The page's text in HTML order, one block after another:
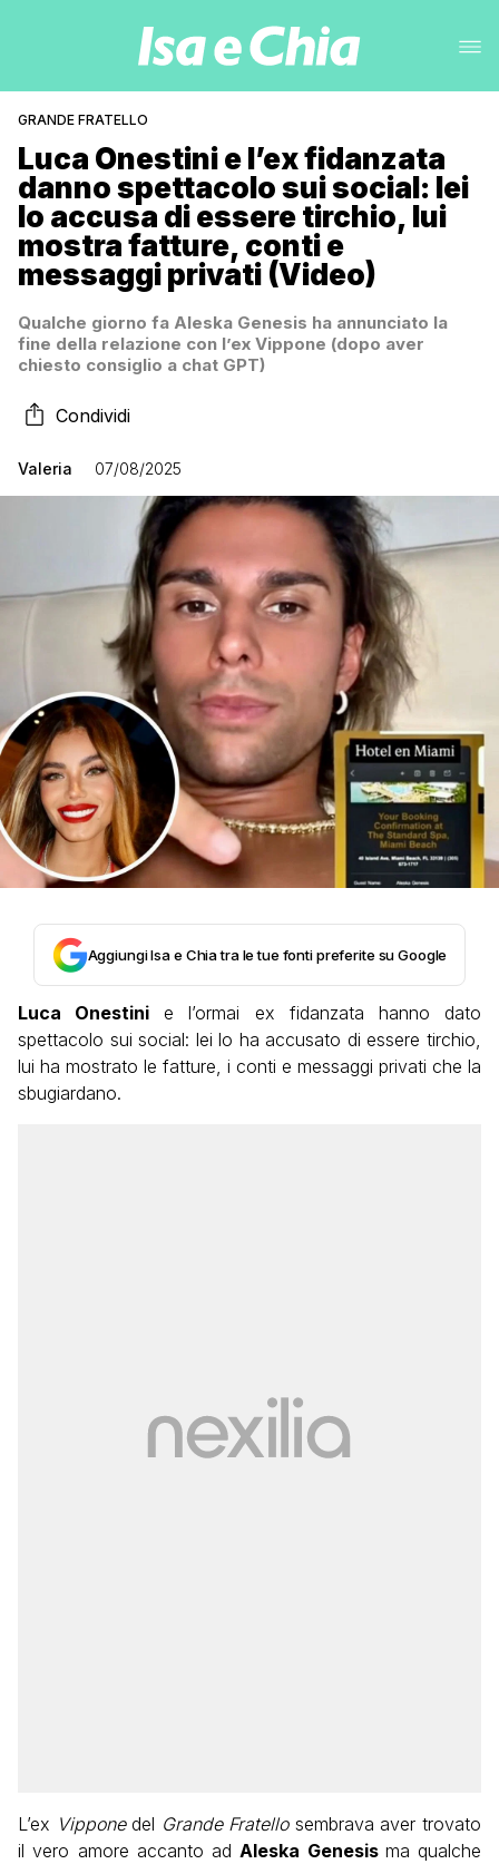
GRANDE FRATELLO
Luca Onestini e l’ex fidanzata
danno spettacolo sui social: lei
lo accusa di essere tirchio, lui
mostra fatture, conti e
messaggi privati (Video)
Qualche giorno fa Aleska Genesis ha annunciato la
fine della relazione con l’ex Vippone (dopo aver
chiesto consiglio a chat GPT)
Condividi
Valeria 07/08/2025
Aggiungi Isa e Chia tra le tue fonti preferite su Google
Luca Onestini e l’ormai ex fidanzata hanno dato
spettacolo sui social: lei lo ha accusato di essere tirchio,
lui ha mostrato le fatture, i conti e messaggi privati che la
sbugiardano.
L’ex Vipponedel Grande Fratellosembrava aver trovato
il vero amore accanto adAleska Genesis ma qualche